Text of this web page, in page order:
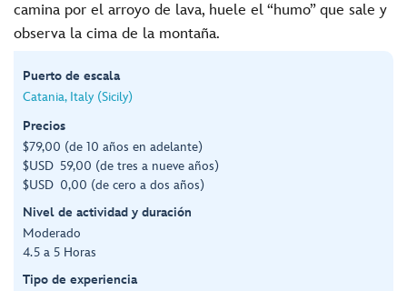
camina por el arroyo de lava, huele el “humo” que sale y
observa la cima de la montaña.
Puerto de escala
Catania, Italy (Sicily)
Precios
$79,00 (de 10 años en adelante)
$USD 59,00 (de tres a nueve años)
$USD 0,00 (de cero a dos años)
Nivel de actividad y duración
Moderado
4.5 a 5 Horas
Tipo de experiencia